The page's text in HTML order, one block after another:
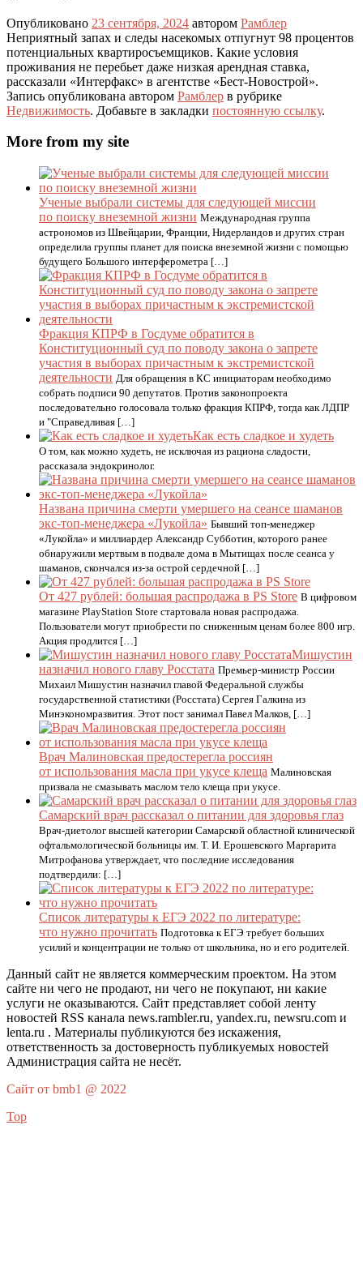
Опубликовано 23 сентября, 2024 автором Рамблер
Неприятный запах и следы насекомых отпугнут 98 процентов
потенциальных квартиросъемщиков. Какие условия
проживания не перебьет даже низкая арендная ставка,
рассказали «Интерфакс» в агентстве «Бест-Новострой».
Запись опубликована автором Рамблер в рубрике
Недвижимость. Добавьте в закладки постоянную ссылку.
More from my site
Ученые выбрали системы для следующей миссии
по поиску внеземной жизни Международная группа
астрономов из Швейцарии, Франции, Нидерландов и других стран
определила группы планет для поиска внеземной жизни с помощью
будущего Большого интерферометра […]
Фракция КПРФ в Госдуме обратится в
Конституционный суд по поводу закона о запрете
участия в выборах причастным к экстремистской
деятельности Для обращения в КС инициаторам необходимо
собрать подписи 90 депутатов. Против законопроекта
последовательно голосовала только фракция КПРФ, тогда как ЛДПР
и "Справедливая […]
Как есть сладкое и худеть
О том, как можно худеть, не исключая из рациона сладости,
рассказала эндокринолог.
Названа причина смерти умершего на сеансе шаманов
экс-топ-менеджера «Лукойла» Бывший топ-менеджер
«Лукойла» и миллиардер Александр Субботин, которого ранее
обнаружили мертвым в подвале дома в Мытищах после сеанса у
шаманов, скончался из-за острой сердечной […]
От 427 рублей: большая распродажа в PS Store В цифровом
магазине PlayStation Store стартовала новая распродажа.
Пользователи могут приобрести по сниженным ценам более 800 игр.
Акция продлится […]
Мишустин
назначил нового главу Росстата Премьер-министр России
Михаил Мишустин назначил главой Федеральной службы
государственной статистики (Росстата) Сергея Галкина из
Минэкономразвития. Этот пост занимал Павел Малков, […]
Врач Малиновская предостерегла россиян
от использования масла при укусе клеща Малиновская
призвала не смазывать маслом тело клеща при укусе.
Самарский врач рассказал о питании для здоровья глаз
Врач-диетолог высшей категории Самарской областной клинической
офтальмологической больницы им. Т. И. Ерошевского Маргарита
Митрофанова утверждает, что последние исследования
подтвердили: […]
Список литературы к ЕГЭ 2022 по литературе:
что нужно прочитать Подготовка к ЕГЭ требует больших
усилий и концентрации не только от школьника, но и его родителей.
Данный сайт не является коммерческим проектом. На этом
сайте ни чего не продают, ни чего не покупают, ни какие
услуги не оказываются. Сайт представляет собой ленту
новостей RSS канала news.rambler.ru, yandex.ru, newsru.com и
lenta.ru . Материалы публикуются без искажения,
ответственность за достоверность публикуемых новостей
Администрация сайта не несёт.
Сайт от bmb1 @ 2022
Top